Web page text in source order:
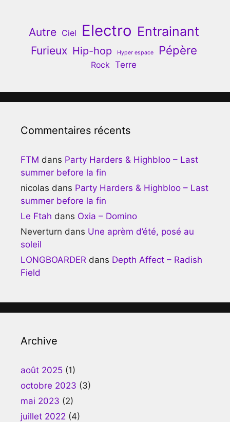
Autre Ciel Electro Entrainant
Furieux Hip-hop Hyper espace Pépère
Rock Terre
Commentaires récents
FTM dans Party Harders & Highbloo – Last
summer before la fin
nicolas dans Party Harders & Highbloo – Last
summer before la fin
Le Ftah dans Oxia – Domino
Neverturn dans Une aprèm d’été, posé au
soleil
LONGBOARDER dans Depth Affect – Radish
Field
Archive
août 2025 (1)
octobre 2023 (3)
mai 2023 (2)
juillet 2022 (4)